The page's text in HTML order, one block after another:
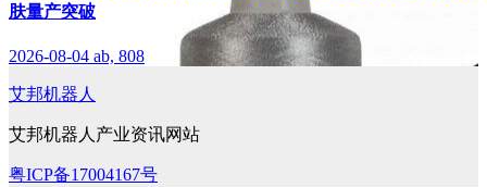
肤量产突破
2026-08-04 ab, 808
艾邦机器人
艾邦机器人产业资讯网站
粤ICP备17004167号